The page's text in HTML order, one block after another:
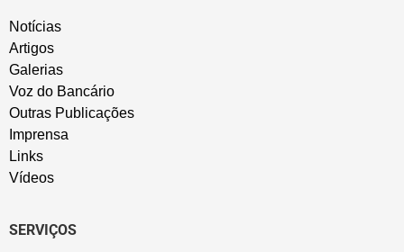
Notícias
Artigos
Galerias
Voz do Bancário
Outras Publicações
Imprensa
Links
Vídeos
SERVIÇOS